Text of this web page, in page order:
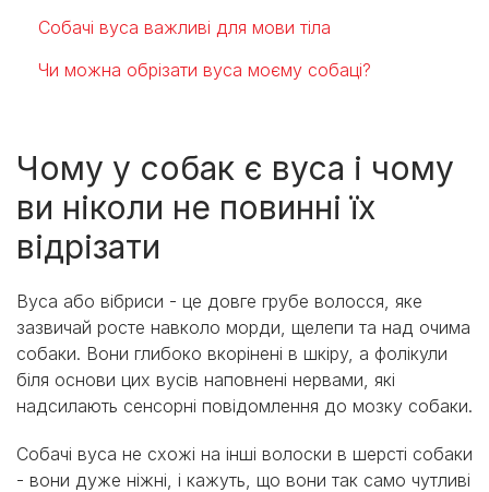
Собачі вуса важливі для мови тіла
Чи можна обрізати вуса моєму собаці?
Чому у собак є вуса і чому
ви ніколи не повинні їх
відрізати
Вуса або вібриси - це довге грубе волосся, яке
зазвичай росте навколо морди, щелепи та над очима
собаки. Вони глибоко вкорінені в шкіру, а фолікули
біля основи цих вусів наповнені нервами, які
надсилають сенсорні повідомлення до мозку собаки.
Собачі вуса не схожі на інші волоски в шерсті собаки
- вони дуже ніжні, і кажуть, що вони так само чутливі